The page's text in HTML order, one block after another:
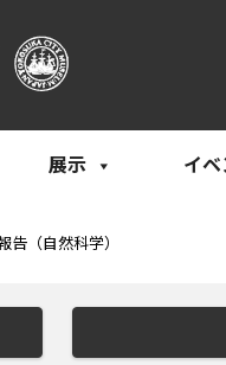
展示 イベ
告（自然科学）